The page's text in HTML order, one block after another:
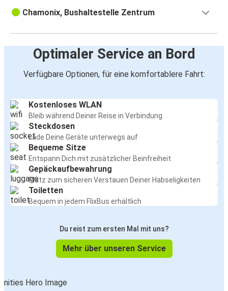
Chamonix, Bushaltestelle Zentrum
Optimaler Service an Bord
Verfügbare Optionen, für eine komfortablere Fahrt:
Kostenloses WLAN
Bleib während Deiner Reise in Verbindung
Steckdosen
Lade Deine Geräte unterwegs auf
Bequeme Sitze
Entspann Dich mit zusätzlicher Beinfreiheit
Gepäckaufbewahrung
Platz zum sicheren Verstauen Deiner Habseligkeiten
Toiletten
Bequem in jedem FlixBus erhältlich
Du reist zum ersten Mal mit uns?
Mehr über unseren Service